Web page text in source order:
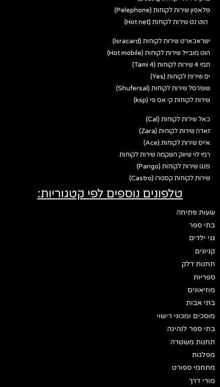
פלאפון שירות לקוחות (Pelephone)
הוט נט שירות לקוחות (Hot net)
ישראכארט שירות לקוחות (Isracard)
הוט מובייל שירות לקוחות (Hot mobile)
תמי 4 שירות לקוחות (Tami 4)
יס שירות לקוחות (Yes)
שופרסל שירות לקוחות (Shufersal)
שירות לקוחות קי אס פי (ksp)
כאל שירות לקוחות (Cal)
זארה שירות לקוחות (Zara)
אייס שירות לקוחות (Ace)
רמי לוי שיווק השקמה שירות לקוחות
פנגו שירות לקוחות (Pango)
שירות לקוחות קסטרו (Castro)
טלפונים נוספים לפי קטגוריות:
שעות פתיחה
בתי ספר
גני ילדים
קניונים
תחנות דלק
ספריות
מוזיאונים
בתי אבות
מוסכים ומכוני רישוי
בתי ספר לנהיגה
תחנות משטרה
מפלגות
מתחמי ספורט
מורי דרך